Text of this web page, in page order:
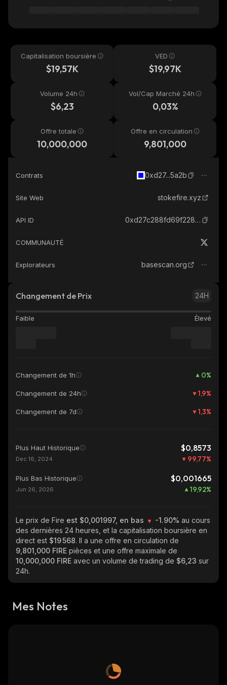
Capitalisation boursière
$19,57K
VED
$19,97K
Volume 24h
$6,23
Vol/Cap Marché 24h
0,03%
Offre totale
10,000,000
Offre en circulation
9,801,000
Contrats 0xd27...5a2b
Site Web stokefire.xyz
API ID 0xd27c288fd69f228e0c02f79e5ecadff962e05a2b_base
COMMUNAUTÉ
Explorateurs basescan.org
Changement de Prix 24H
Faible Élevé
Changement de 1h 0%
Changement de 24h 1,9%
Changement de 7d 1,3%
Plus Haut Historique $0,8573
Dec 16, 2024 99,77%
Plus Bas Historique $0,001665
Jun 26, 2026 19,92%
Le prix de Fire est $0,001997, en bas -1.90% au cours
des dernières 24 heures, et la capitalisation boursière en
direct est $19 568. Il a une offre en circulation de
9,801,000 FIRE pièces et une offre maximale de
10,000,000 FIRE avec un volume de trading de $6,23 sur
24h.
Mes Notes